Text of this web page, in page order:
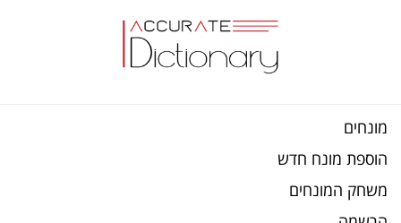
מונחים
הוספת מונח חדש
משחק המונחים